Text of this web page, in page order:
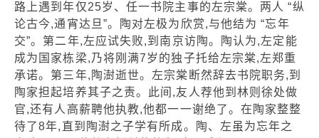
路上遇到年仅25岁、任一书院主事的左宗棠。两人 “纵
论古今,通宵达旦”。陶对左极为欣赏,与他结为 “忘年
交”。第二年,左应试失败,到南京访陶。陶认为,左定能
成为国家栋梁,乃将刚满7岁的独子托给左宗棠,左郑重
承诺。第三年,陶澍逝世。左宗棠断然辞去书院职务,到
陶家担起培养其子之责。此间,友人荐他到林则徐处做
官,还有人高薪聘他执教,他都一一谢绝了。在陶家整整
待了8年,直到陶澍之子学有所成。陶、左虽为忘年之